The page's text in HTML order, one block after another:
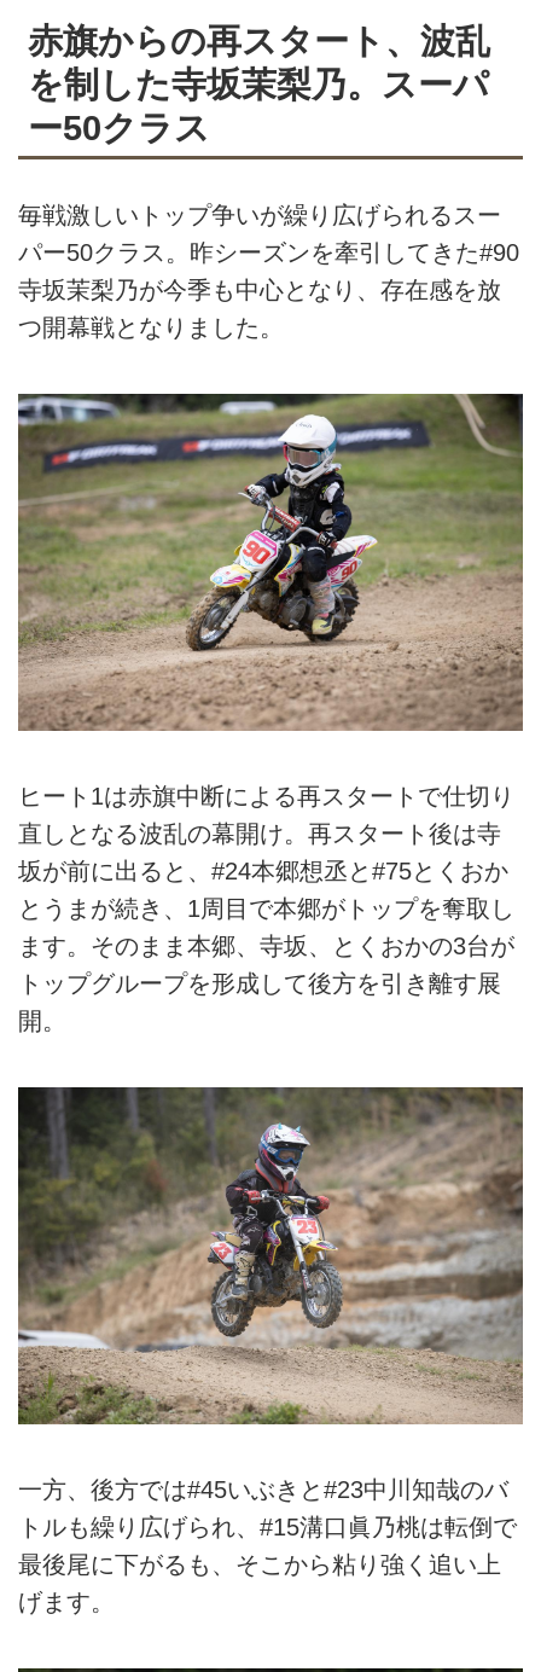
赤旗からの再スタート、波乱
を制した寺坂茉梨乃。スーパ
ー50クラス
毎戦激しいトップ争いが繰り広げられるスー
パー50クラス。昨シーズンを牽引してきた#90
寺坂茉梨乃が今季も中心となり、存在感を放
つ開幕戦となりました。
ヒート1は赤旗中断による再スタートで仕切り
直しとなる波乱の幕開け。再スタート後は寺
坂が前に出ると、#24本郷想丞と#75とくおか
とうまが続き、1周目で本郷がトップを奪取し
ます。そのまま本郷、寺坂、とくおかの3台が
トップグループを形成して後方を引き離す展
開。
一方、後方では#45いぶきと#23中川知哉のバ
トルも繰り広げられ、#15溝口眞乃桃は転倒で
最後尾に下がるも、そこから粘り強く追い上
げます。